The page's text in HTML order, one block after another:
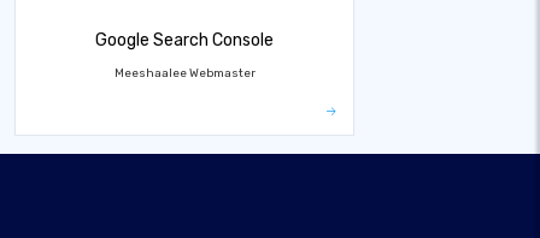
Google Search Console
Meeshaalee Webmaster